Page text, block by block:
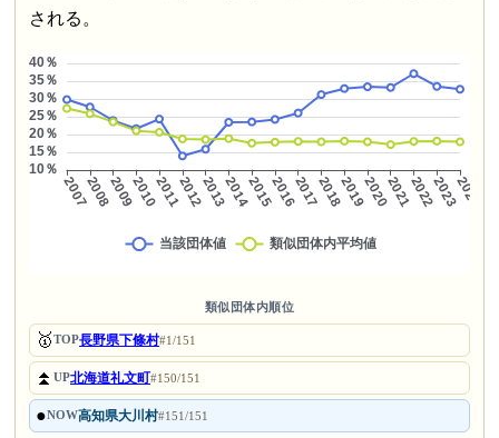
される。
類似団体内順位
🥇TOP長野県下條村#1/151
⏫UP北海道礼文町#150/151
●NOW高知県大川村#151/151